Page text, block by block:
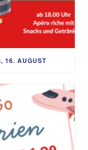
16. AUGUST